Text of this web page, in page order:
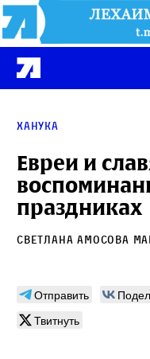
Ханука
Евреи и
праздниках
Светлана Амосова
Отправить
Твитнуть